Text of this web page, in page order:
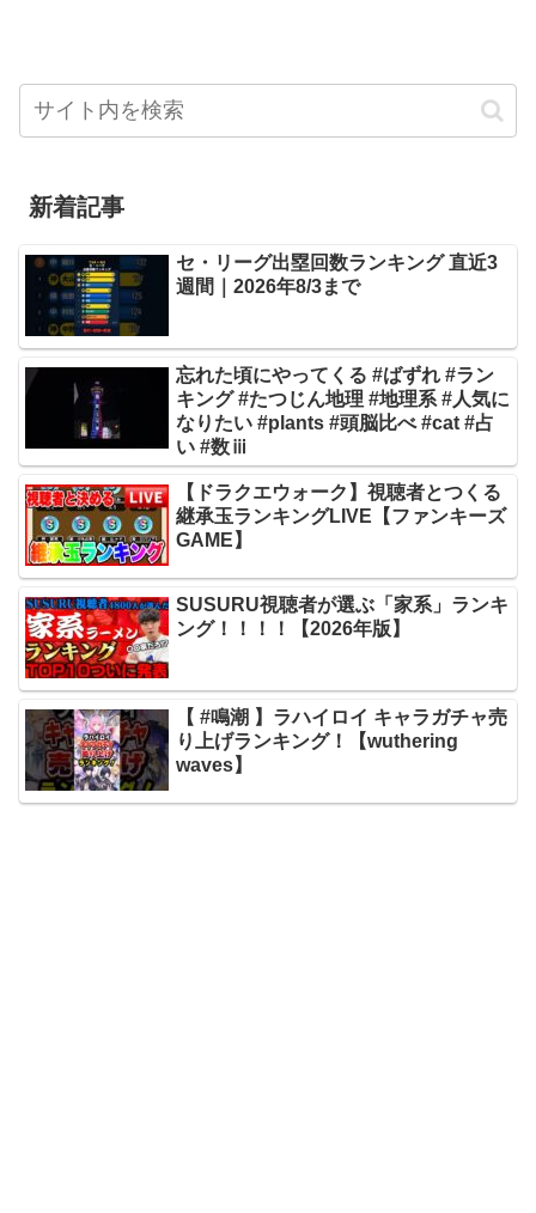
新着記事
セ・リーグ出塁回数ランキング 直近3
週間｜2026年8/3まで
忘れた頃にやってくる #ばずれ #ラン
キング #たつじん地理 #地理系 #人気に
なりたい #plants #頭脳比べ #cat #占
い #数ⅲ
【ドラクエウォーク】視聴者とつくる
継承玉ランキングLIVE【ファンキーズ
GAME】
SUSURU視聴者が選ぶ「家系」ランキ
ング！！！！【2026年版】
【 #鳴潮 】ラハイロイ キャラガチャ売
り上げランキング！【wuthering
waves】